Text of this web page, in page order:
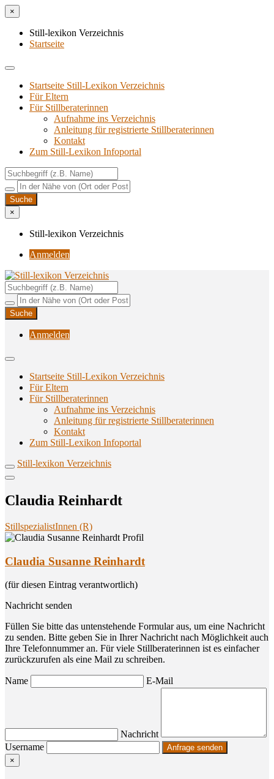
×
Still-lexikon Verzeichnis
Startseite
Startseite Still-Lexikon Verzeichnis
Für Eltern
Für Stillberaterinnen
Aufnahme ins Verzeichnis
Anlei­tung für regis­trier­te Stillberaterinnen
Kon­takt
Zum Still-Lexikon Infoportal
×
Still-lexikon Verzeichnis
Anmelden
Still-lexikon Verzeichnis
Unterstützungsangebote rund ums Stillen
Anmelden
Startseite Still-Lexikon Verzeichnis
Für Eltern
Für Stillberaterinnen
Aufnahme ins Verzeichnis
Anlei­tung für regis­trier­te Stillberaterinnen
Kon­takt
Zum Still-Lexikon Infoportal
Still-lexikon Verzeichnis
Clau­dia Reinhardt
StillspezialistInnen (R)
Claudia Susanne Reinhardt
(für diesen Eintrag verantwortlich)
Nachricht senden
Füllen Sie bitte das untenstehende Formular aus, um eine Nachricht
zu senden. Bitte geben Sie in Ihrer Nachricht nach Möglichkeit auch
Ihre Telefonnummer an. Für viele Stillberaterinnen ist es einfacher
zurückzurufen als eine Mail zu schreiben.
Name E-Mail
Nachricht
Username
×